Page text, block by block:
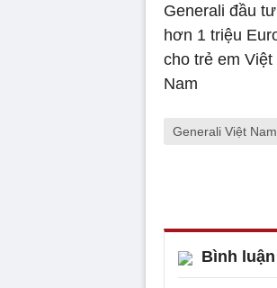
Generali Việt Nam
Bình luận